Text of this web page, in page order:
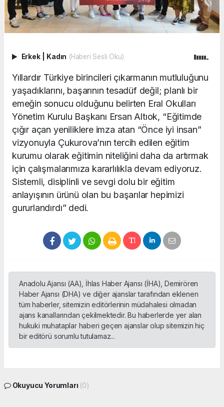
Erkek Kadın (Haberi Sesli Oku)
Yıllardır Türkiye birincileri çıkarmanın mutluluğunu
yaşadıklarını, başarının tesadüf değil; planlı bir
emeğin sonucu olduğunu belirten Eral Okulları
Yönetim Kurulu Başkanı Ersan Altıok, “Eğitimde
çığır açan yeniliklere imza atan “Önce iyi insan”
vizyonuyla Çukurova’nın tercih edilen eğitim
kurumu olarak eğitimin niteliğini daha da artırmak
için çalışmalarımıza kararlılıkla devam ediyoruz.
Sistemli, disiplinli ve sevgi dolu bir eğitim
anlayışının ürünü olan bu başarılar hepimizi
gururlandırdı” dedi.
Anadolu Ajansı (AA), İhlas Haber Ajansı (İHA), Demirören
Haber Ajansı (DHA) ve diğer ajanslar tarafından eklenen
tüm haberler, sitemizin editörlerinin müdahalesi olmadan
ajans kanallarından çekilmektedir. Bu haberlerde yer alan
hukuki muhataplar haberi geçen ajanslar olup sitemizin hiç
bir editörü sorumlu tutulamaz...
Okuyucu Yorumları (0)